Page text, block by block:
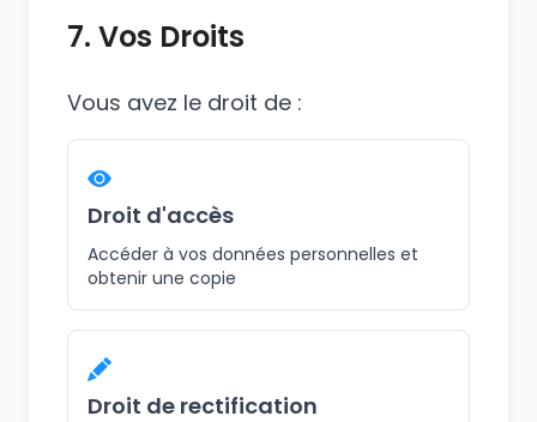
7. Vos Droits
Vous avez le droit de :
Droit d'accès
Accéder à vos données personnelles et
obtenir une copie
Droit de rectification